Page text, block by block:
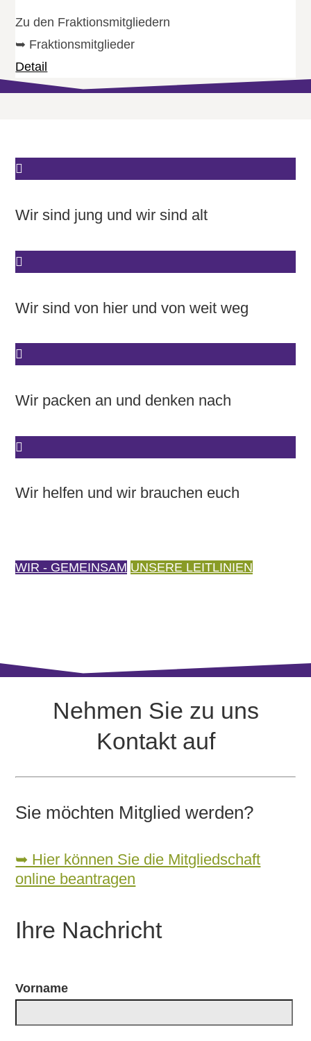
Zu den Fraktionsmitgliedern
➥ Fraktionsmitglieder
Detail
Wir sind jung und wir sind alt
Wir sind von hier und von weit weg
Wir packen an und denken nach
Wir helfen und wir brauchen euch
WIR - GEMEINSAM UNSERE LEITLINIEN
Nehmen Sie zu uns
Kontakt auf
Sie möchten Mitglied werden?
➥ Hier können Sie die Mitgliedschaft
online beantragen
Ihre Nachricht
Vorname